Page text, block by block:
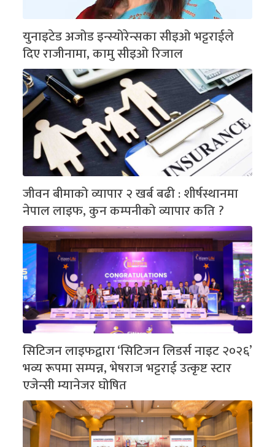
युनाइटेड अजोड इन्स्योरेन्सका सीइओ भट्टराईले
दिए राजीनामा, कामु सीइओ रिजाल
जीवन बीमाको व्यापार २ खर्ब बढी : शीर्षस्थानमा
नेपाल लाइफ, कुन कम्पनीको व्यापार कति ?
सिटिजन लाइफद्वारा ‘सिटिजन लिडर्स नाइट २०२६’
भव्य रूपमा सम्पन्न, भेषराज भट्टराई उत्कृष्ट स्टार
एजेन्सी म्यानेजर घोषित